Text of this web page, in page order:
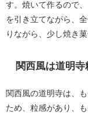
す。焼いて作るので
を引き立てながら、
りながら、少し焼き
関西風は道明
関西風の道明寺は、
ため、粒感があり、